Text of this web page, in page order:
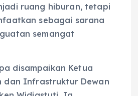
ruang hiburan, tetapi
sebagai sarana
semangat
disampaikan Ketua
dan Infrastruktur Dewan